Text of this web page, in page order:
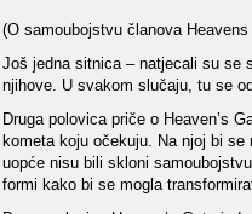
(O samoubojstvu članova
Još jedna sitnica – natjecali su se
njihove. U svakom slučaju, tu se
Druga polovica priče o Heaven’s
kometa koju očekuju. Na njoj bi
uopće nisu bili skloni
formi kako bi se mogla